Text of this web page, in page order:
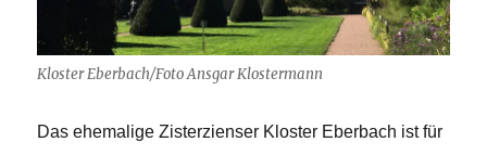
Kloster Eberbach/Foto Ansgar Klostermann
Das ehemalige Zisterzienser Kloster Eberbach ist für